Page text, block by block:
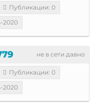
Публикации: 0
2020
не в сети давно
Публикации: 0
2020